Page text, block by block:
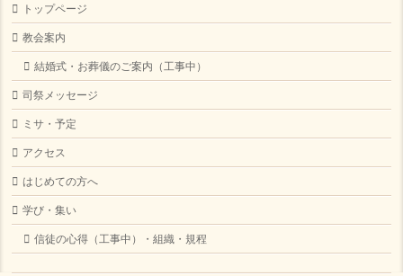
トップページ
教会案内
結婚式・お葬儀のご案内（工事中）
司祭メッセージ
ミサ・予定
アクセス
はじめての方へ
学び・集い
信徒の心得（工事中）・組織・規程